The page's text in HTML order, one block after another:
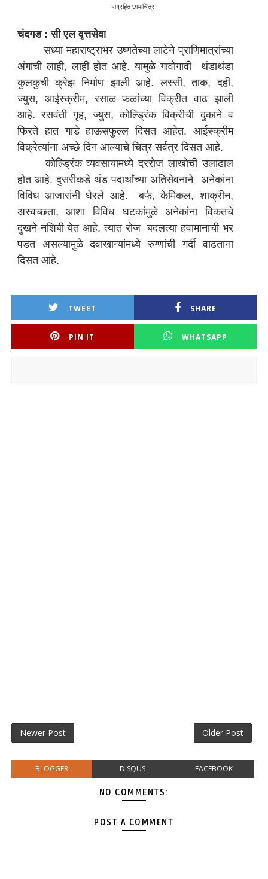
संग्रहित छायाचित्र
चंदगड : सी एल वृत्तसेवा
सध्या महाराष्ट्राभर उष्णतेच्या लाटेने प्राणिमात्रांच्या
अंगाची लाही, लाही होत आहे. यामुळे गावोगावी थंडाथंडा
कुलकुची क्रेझ निर्माण झाली आहे. लस्सी, ताक, दही,
ज्युस, आईस्क्रीम, रसाळ फळांच्या विक्रीत वाढ झाली
आहे. रसवंती गृह, ज्युस, कोल्ड्रिंक विक्रीची दुकाने व
फिरते हात गाडे हाऊसफुल्ल दिसत आहेत. आईस्क्रीम
विक्रेत्यांना अच्छे दिन आल्याचे चित्र सर्वत्र दिसत आहे.
कोल्ड्रिंक व्यवसायामध्ये दररोज लाखोची उलाढाल
होत आहे. दुसरीकडे थंड पदार्थांच्या अतिसेवनाने अनेकांना
विविध आजारांनी घेरले आहे. बर्फ, केमिकल, शाक्रीन,
अस्वच्छता, आशा विविध घटकांमुळे अनेकांना विकतचे
दुखने नशिबी येत आहे. त्यात रोज बदलत्या हवामानाची भर
पडत असल्यामुळे दवाखान्यांमध्ये रुग्णांची गर्दी वाढताना
दिसत आहे.
TWEET SHARE
PIN IT WHATSAPP
Newer Post Older Post
BLOGGER DISQUS FACEBOOK
NO COMMENTS:
POST A COMMENT